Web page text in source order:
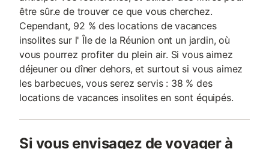
être sûr.e de trouver ce que vous cherchez.
Cependant, 92 % des locations de vacances
insolites sur l' Île de la Réunion ont un jardin, où
vous pourrez profiter du plein air. Si vous aimez
déjeuner ou dîner dehors, et surtout si vous aimez
les barbecues, vous serez servis : 38 % des
locations de vacances insolites en sont équipés.
Si vous envisagez de voyager à